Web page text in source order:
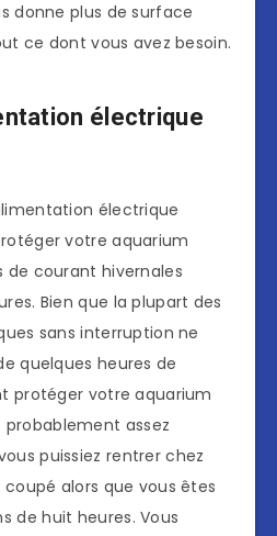
donne plus de surface
ce dont vous avez besoin.
électrique
électrique
votre aquarium
de courant hivernales
Bien que la plupart des
sans interruption ne
quelques heures de
protéger votre aquarium
assez
puissiez rentrer chez
alors que vous êtes
de huit heures. Vous